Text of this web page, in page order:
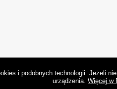
i podobnych technologii. Jeżeli
urządzenia. Więcej w